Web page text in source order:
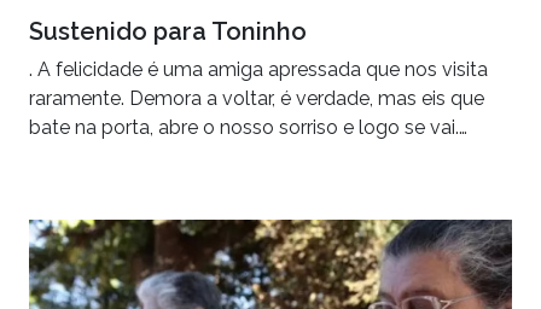
Sustenido para Toninho
. A felicidade é uma amiga apressada que nos visita
raramente. Demora a voltar, é verdade, mas eis que
bate na porta, abre o nosso sorriso e logo se vai.…